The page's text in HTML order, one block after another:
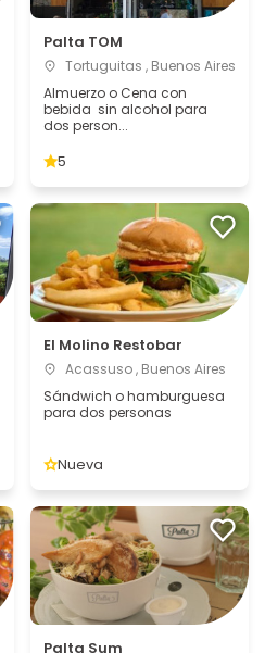
Palta TOM
Tortuguitas , Buenos Aires
Almuerzo o Cena con
bebida sin alcohol para
dos person...
5
El Molino Restobar
Acassuso , Buenos Aires
Sándwich o hamburguesa
para dos personas
Nueva
Palta Sum